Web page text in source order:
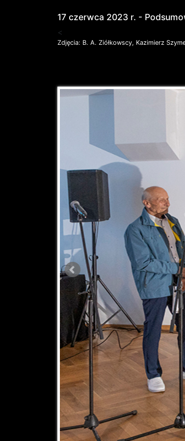
17 czerwca 2023 r. -
<
Zdjęcia: B. A. Ziółkowscy, Kazimierz